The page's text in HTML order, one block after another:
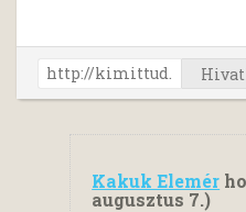
Kakuk Elemér
augusztus 7.)